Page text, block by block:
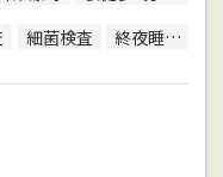
細菌検査 終夜睡眠ポリグラフ検査(PSG)